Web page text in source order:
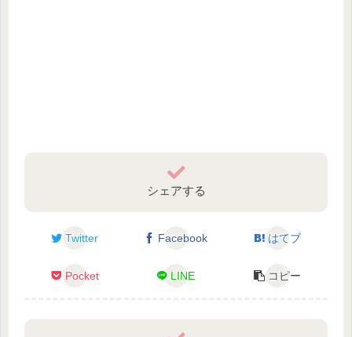
シェアする
Twitter Facebook はてブ
Pocket LINE コピー